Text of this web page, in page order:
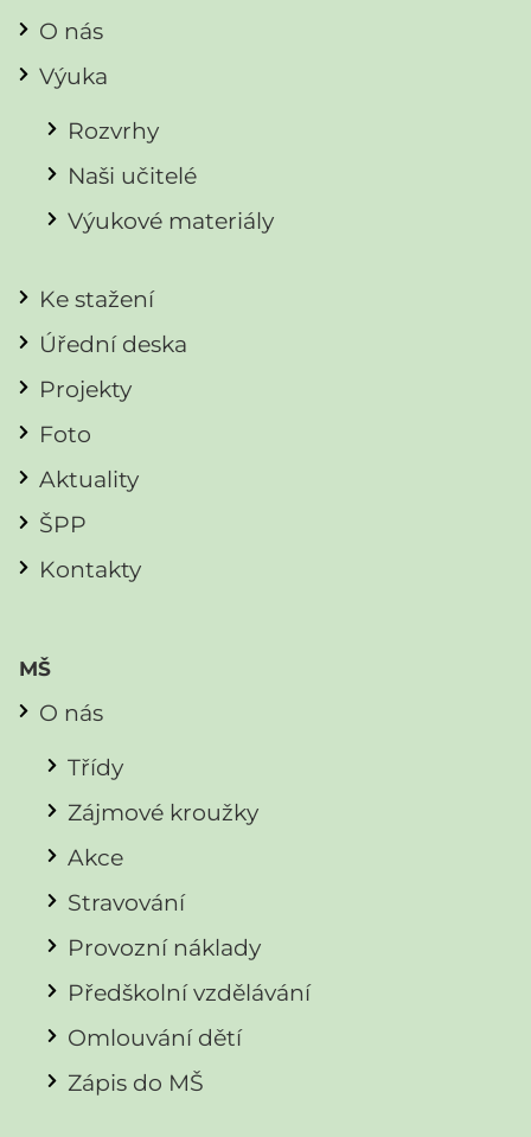
O nás
Výuka
Rozvrhy
Naši učitelé
Výukové materiály
Ke stažení
Úřední deska
Projekty
Foto
Aktuality
ŠPP
Kontakty
MŠ
O nás
Třídy
Zájmové kroužky
Akce
Stravování
Provozní náklady
Předškolní vzdělávání
Omlouvání dětí
Zápis do MŠ